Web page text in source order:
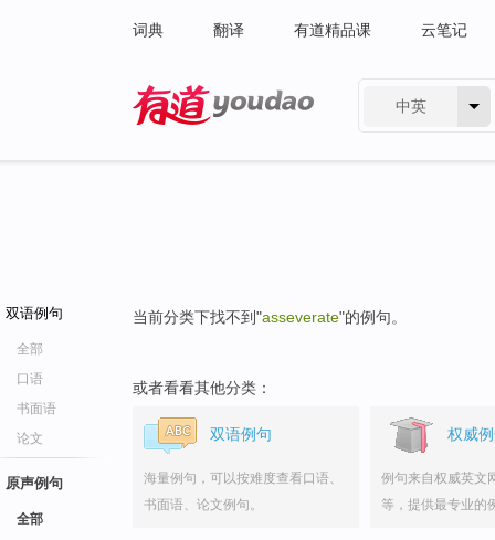
词典 翻译 有道精品课 云笔记
中英
双语例句
全部
口语
书面语
论文
原声例句
全部
当前分类下找不到"asseverate"的例句。
或者看看其他分类：
双语例句
海量例句，可以按难度查看口语、
书面语、论文例句。
权威
例句来自权威英文
等，提供最专业的